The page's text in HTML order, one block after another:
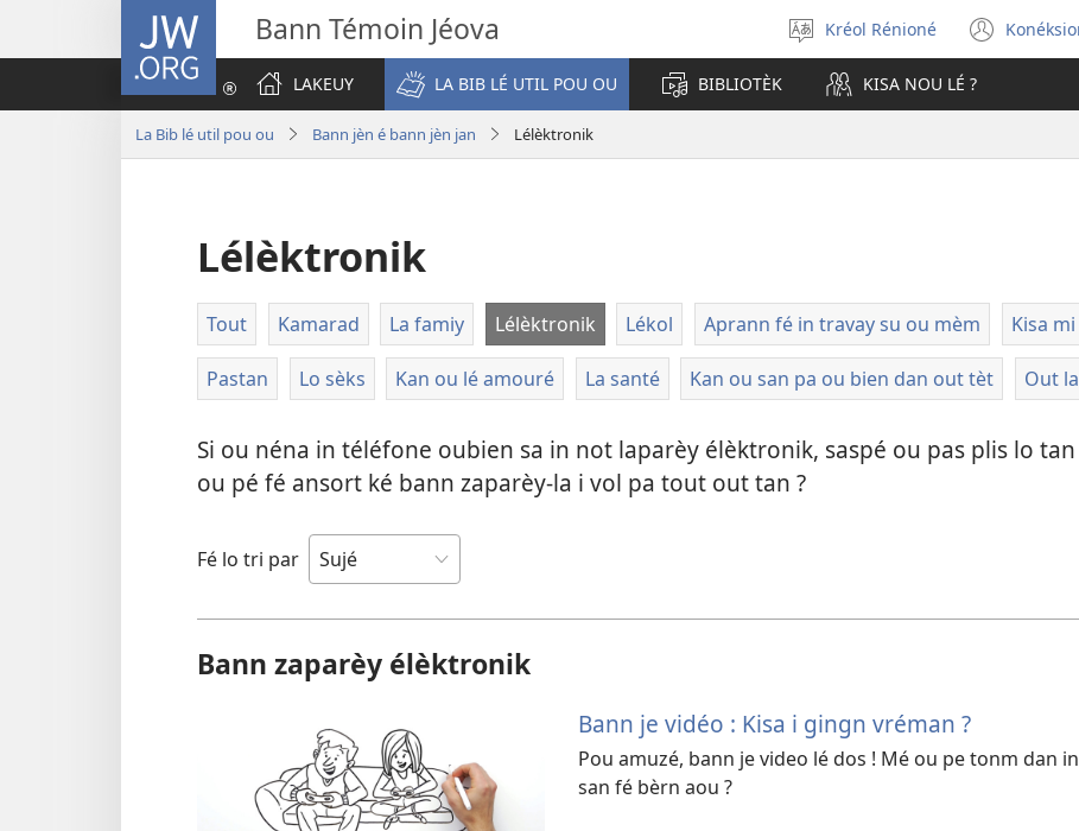
JW.ORG Bann Témoin Jéova
Choizi
la
lang
Kréol Rénioné
(opens
new
LAKEUY
LA BIB LÉ UTIL POU OU BIBLIOTÈK KISA NOU LÉ ?
La Bib lé util pou ou Bann jèn é bann jèn jan Lélèktronik
Lélèktronik
Tout Kamarad La famiy Lélèktronik Lékol Aprann fé in travay su ou mèm Kisa
Pastan Lo sèks Kan ou lé amouré La santé Kan ou san pa ou bien dan out tèt Out
Si ou néna in téléfone oubien sa in not laparèy élèktronik, saspé ou pas plis lo
ou pé fé ansort ké bann zaparèy-la i vol pa tout out tan ?
Fé lo tri par
Bann zaparèy élèktronik
Bann je vidéo : Kisa i gingn vréman ?
Pou amuzé, bann je video lé dos ! Mé ou pe tonm dan
san fé bèrn aou ?